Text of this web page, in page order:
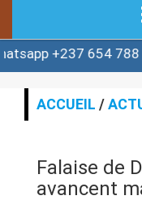
ACCUEIL
ACTUALITE
654 788 700 ou
ACCUEIL /
Falaise de
avancent